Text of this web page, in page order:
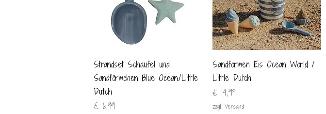
Schnellansicht
Strandset Schaufel und
Sandförmchen Blue Ocean/Little
Dutch
Preis
€ 6,99
Schnellansicht
Sandformen Eis Ocean World /
Little Dutch
Preis
€ 14,99
zzgl. Versand